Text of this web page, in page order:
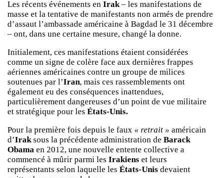
Les récents événements en Irak– les manifestations de
masse et la tentative de manifestants non armés de prendre
d’assaut l’ambassade américaine à Bagdad le 31 décembre
– ont, dans une certaine mesure, changé la donne.
Initialement, ces manifestations étaient considérées
comme un signe de colère face aux dernières frappes
aériennes américaines contre un groupe de milices
soutenues par l’Iran, mais ces rassemblements ont
également eu des conséquences inattendues,
particulièrement dangereuses d’un point de vue militaire
et stratégique pour les États-Unis.
Pour la première fois depuis le faux « retrait » américain
d’Irak sous la précédente administration de Barack
Obama en 2012, une nouvelle entente collective a
commencé à mûrir parmi les Irakiens et leurs
représentants selon laquelle les États-Unis devaient